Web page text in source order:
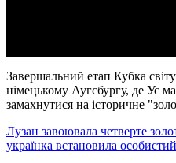
Завершальний етап Кубка
німецькому Аугсбургу, де Ус
замахнутися на історичне
Лузан завоювала четверте
українка встановила